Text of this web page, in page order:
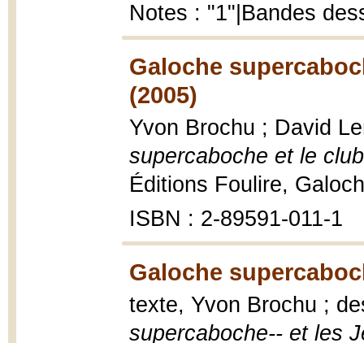
Notes : "1"|Bandes
Galoche
(2005)
Yvon Brochu ; David
supercaboche et le
Éditions Foulire,
ISBN : 2-89591-011-1
Galoche
texte, Yvon Brochu ;
supercaboche-- et les